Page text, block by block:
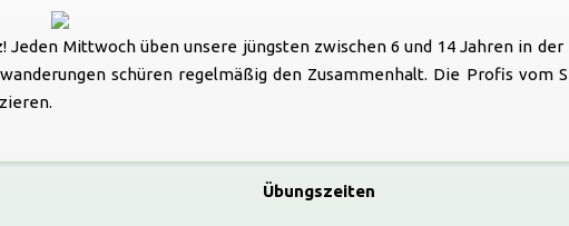
Mittwoch üben unsere jüngsten zwischen 6 und 14 Jahren in
schüren regelmäßig den Zusammenhalt. Die Profis
Übungszeiten